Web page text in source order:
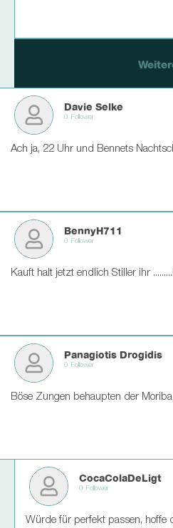
Davie Selke
0 Follower
Ach ja, 22 Uhr und Bennets
BennyH711
0 Follower
Kauft halt jetzt endlich Stiller ihr .........!
Panagiotis Drogidis
0 Follower
Böse Zungen behaupten der
CocaColaDeLigt
0 Follower
Würde für perfekt passen, hoffe